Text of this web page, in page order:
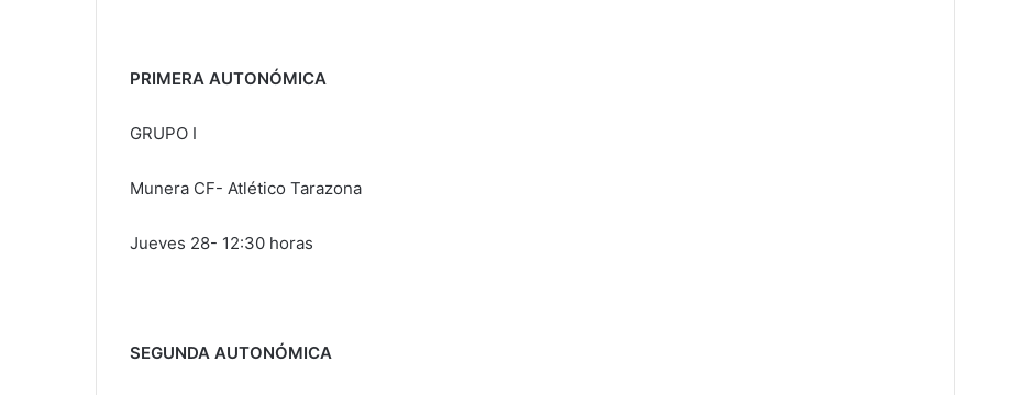
PRIMERA AUTONÓMICA
GRUPO I
Munera CF- Atlético Tarazona
Jueves 28- 12:30 horas
SEGUNDA AUTONÓMICA